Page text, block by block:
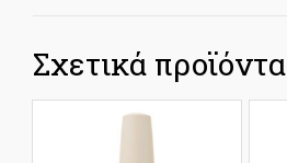
Σχετικά προϊόντα